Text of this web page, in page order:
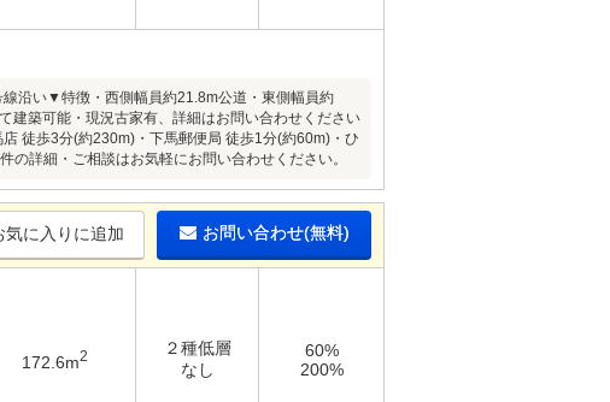
沿い▼特徴・西側幅員約21.8m公道・東側幅員約
建築可能・現況古家有、詳細はお問い合わせください
徒歩3分(約230m)・下馬郵便局 徒歩1分(約60m)・ひ
詳細・ご相談はお気軽にお問い合わせください。
気に入りに追加 お問い合わせ(無料)
172.6m2
２種低層
なし
60%
200%